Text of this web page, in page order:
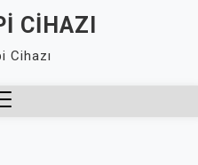
CIHAZI
Cihazı